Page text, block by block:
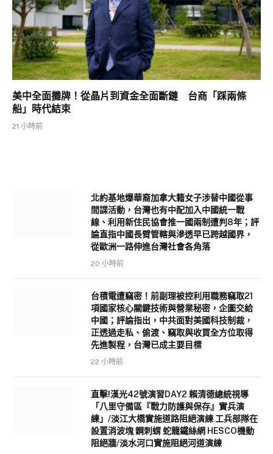
美中全面攤牌！從晶片到資金全面斷鏈 台商「踩兩條
船」時代結束
21 小時前
北約基地爆華裔加拿大籍女子涉替中國從事
間諜活動，台灣也有中配加入中國統一戰
線、利用新住民協會推一國兩制遭判8年；評
論直指中國長臂管轄與滲透早已跨越國界，
從歐洲一路伸進台灣社會各角落
20 小時前
台積電遭竊密！前副理被控利用職務竊取21
項國家核心關鍵技術與營業秘密，企圖交給
中國；評論指出，中共面對美國科技制裁，
正透過走私、偷渡、竊取與收買全方位取得
先進製程，台灣已成主要目標
22 小時前
直擊!漢光42號演習DAY2 賴清德總統視導
「八里守備區『戰力防護與保存』實兵演
練」/淡江大橋實施道路阻絕演練 工兵部隊在
設置消波塊 鋼刺蝟 蛇籠鐵絲網 HESCO機動
阻絕牆/淡水河口實施阻絕河道演練